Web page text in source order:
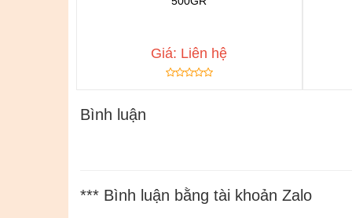
Chat để được tư vấn
Giá: Liên hệ
Bình luận
*** Bình luận bằng tài khoản Zalo